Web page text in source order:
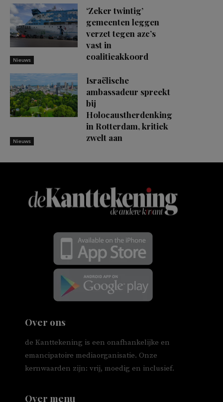
Nieuws
‘Zeker twintig’
gemeenten leggen
verzet tegen azc’s
vast in
coalitieakkoord
Nieuws
Israëlische
ambassadeur spreekt
bij
Holocaustherdenking
in Rotterdam, kritiek
zwelt aan
Over ons
de Kanttekening is een onafhankelijke en
emancipatoire mediaorganisatie. Onze
kernwaarden zijn: vrij, moedig en inclusief.
Over menu